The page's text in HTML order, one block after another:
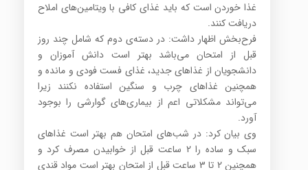
غذا خوردن است که باید غذای کافی با ویتامین‌های املاح
دریافت کنند.
فرح‌بخش اظهار داشت: در دسته‌ی دوم که شامل چند روز
قبل از امتحان می‌باشد بهتر است دانش آموزان و
دانشجویان از غذاهای جدید، غذای فست فودی و مانده و
همچنین غذاهای چرب و سنگین استفاده نکنند زیرا
می‌تواند مشکلاتی اعم از بیماری‌های گوارشی را بوجود
آورد.
وی بیان کرد: در شب‌های امتحان هم بهتر است غذاهای
سبک و ساده را 2 ساعت قبل از خوابیدن مصرف کرد و
همچنین 2 تا 3 ساعت قبل از امتحان بهتر است مواد قندی